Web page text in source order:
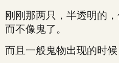
刚刚那两只，半透明的
而不像鬼了。
而且一般鬼物出现的时候